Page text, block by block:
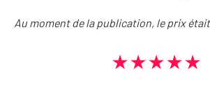
Au moment de la publication, le prix était
★★★★★